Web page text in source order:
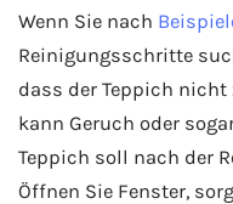
Wenn Sie nach
Reinigungsschritte
dass der Teppich nicht
kann Geruch oder
Teppich soll nach der
Öffnen Sie Fenster,